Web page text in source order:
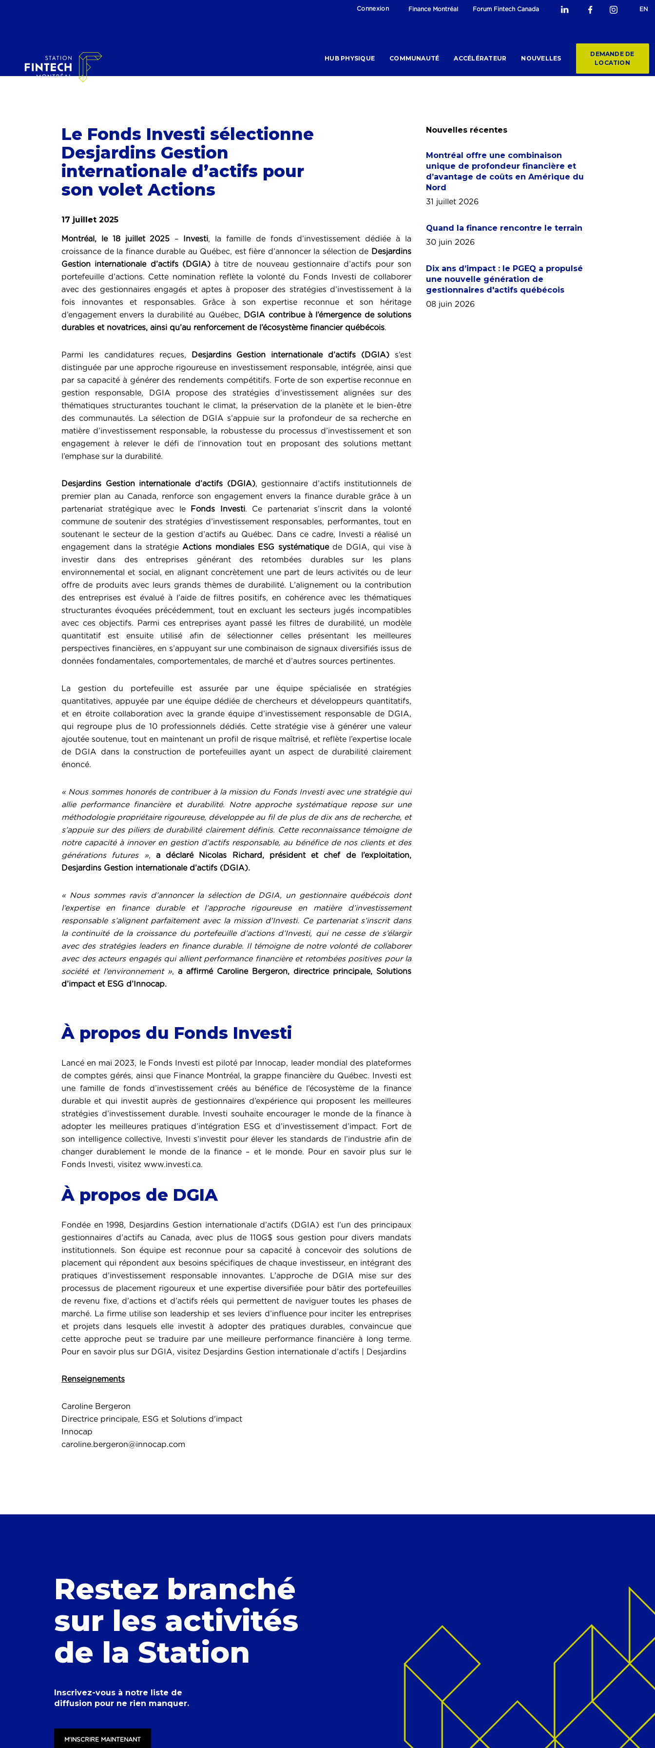
Finance Montréal Forum Fintech Canada
Connexion EN
HUB PHYSIQUE COMMUNAUTÉ ACCÉLÉRATEUR NOUVELLES
DEMANDE DE
LOCATION
Le Fonds Investi sélectionne
Desjardins Gestion
internationale d’actifs pour
son volet Actions
17 juillet 2025
Montréal, le 18 juillet 2025 – Investi, la famille de fonds d’investissement dédiée à la
croissance de la finance durable au Québec, est fière d’annoncer la sélection de Desjardins
Gestion internationale d’actifs (DGIA) à titre de nouveau gestionnaire d’actifs pour son
portefeuille d’actions. Cette nomination reflète la volonté du Fonds Investi de collaborer
avec des gestionnaires engagés et aptes à proposer des stratégies d’investissement à la
fois innovantes et responsables. Grâce à son expertise reconnue et son héritage
d’engagement envers la durabilité au Québec,
DGIA contribue à l’émergence de solutions
durables et novatrices, ainsi qu’au renforcement de l’écosystème financier québécois.
Parmi les candidatures reçues, Desjardins Gestion internationale d’actifs (DGIA) s’est
distinguée par une approche rigoureuse en investissement responsable, intégrée, ainsi que
par sa capacité à générer des rendements compétitifs. Forte de son expertise reconnue en
gestion responsable, DGIA propose des stratégies d’investissement alignées sur des
thématiques structurantes touchant le climat, la préservation de la planète et le bien-être
des communautés. La sélection de DGIA s’appuie sur la profondeur de sa recherche en
matière d’investissement responsable, la robustesse du processus d’investissement et son
engagement à relever le défi de l’innovation tout en proposant des solutions mettant
l’emphase sur la durabilité.
Desjardins Gestion internationale d’actifs (DGIA), gestionnaire d’actifs institutionnels de
premier plan au Canada, renforce son engagement envers la finance durable grâce à un
partenariat stratégique avec le
Fonds Investi. Ce partenariat s’inscrit dans la volonté
commune de soutenir des stratégies d’investissement responsables, performantes, tout en
soutenant le secteur de la gestion d’actifs au Québec. Dans ce cadre, Investi a réalisé un
engagement dans la stratégie Actions mondiales ESG systématiquede DGIA, qui vise à
investir dans des entreprises générant des retombées durables sur les plans
environnemental et social, en alignant concrètement une part de leurs activités ou de leur
offre de produits avec leurs grands thèmes de durabilité. L’alignement ou la contribution
des entreprises est évalué à l’aide de filtres positifs, en cohérence avec les thématiques
structurantes évoquées précédemment, tout en excluant les secteurs jugés incompatibles
avec ces objectifs. Parmi ces entreprises ayant passé les filtres de durabilité, un modèle
quantitatif est ensuite utilisé afin de sélectionner celles présentant les meilleures
perspectives financières, en s’appuyant sur une combinaison de signaux diversifiés issus de
données fondamentales, comportementales, de marché et d’autres sources pertinentes.
La gestion du portefeuille est assurée par une équipe spécialisée en stratégies
quantitatives, appuyée par une équipe dédiée de chercheurs et développeurs quantitatifs,
et en étroite collaboration avec la grande équipe d’investissement responsable de DGIA,
qui regroupe plus de 10 professionnels dédiés. Cette stratégie vise à générer une valeur
ajoutée soutenue, tout en maintenant un profil de risque maîtrisé, et reflète l’expertise locale
de DGIA dans la construction de portefeuilles ayant un aspect de durabilité clairement
énoncé.
« Nous sommes honorés de contribuer à la mission du Fonds Investi avec une stratégie qui
allie performance financière et durabilité. Notre approche systématique repose sur une
méthodologie propriétaire rigoureuse, développée au fil de plus de dix ans de recherche, et
s’appuie sur des piliers de durabilité clairement définis. Cette reconnaissance témoigne de
notre capacité à innover en gestion d’actifs responsable, au bénéfice de nos clients et des
générations futures », a déclaré Nicolas Richard, président et chef de l’exploitation,
Desjardins Gestion internationale d’actifs (DGIA).
« Nous sommes ravis d’annoncer la sélection de DGIA, un gestionnaire québécois dont
l’expertise en finance durable et l’approche rigoureuse en matière d’investissement
responsable s’alignent parfaitement avec la mission d’Investi. Ce partenariat s’inscrit dans
la continuité de la croissance du portefeuille d’actions d’Investi, qui ne cesse de s’élargir
avec des stratégies leaders en finance durable. Il témoigne de notre volonté de collaborer
avec des acteurs engagés qui allient performance financière et retombées positives pour la
société et l’environnement », a affirmé Caroline Bergeron, directrice principale, Solutions
d’impact et ESG d’Innocap.
À propos du Fonds Investi
Lancé en mai 2023, le Fonds Investi est piloté par Innocap, leader mondial des plateformes
de comptes gérés, ainsi que Finance Montréal, la grappe financière du Québec. Investi est
une famille de fonds d’investissement créés au bénéfice de l’écosystème de la finance
durable et qui investit auprès de gestionnaires d’expérience qui proposent les meilleures
stratégies d’investissement durable. Investi souhaite encourager le monde de la finance à
adopter les meilleures pratiques d’intégration ESG et d’investissement d’impact. Fort de
son intelligence collective, Investi s’investit pour élever les standards de l’industrie afin de
changer durablement le monde de la finance – et le monde. Pour en savoir plus sur le
Fonds Investi, visitez www.investi.ca.
À propos de DGIA
Fondée en 1998, Desjardins Gestion internationale d’actifs (DGIA) est l’un des principaux
gestionnaires d’actifs au Canada, avec plus de 110G$ sous gestion pour divers mandats
institutionnels. Son équipe est reconnue pour sa capacité à concevoir des solutions de
placement qui répondent aux besoins spécifiques de chaque investisseur, en intégrant des
pratiques d’investissement responsable innovantes. L’approche de DGIA mise sur des
processus de placement rigoureux et une expertise diversifiée pour bâtir des portefeuilles
de revenu fixe, d’actions et d’actifs réels qui permettent de naviguer toutes les phases de
marché. La firme utilise son leadership et ses leviers d’influence pour inciter les entreprises
et projets dans lesquels elle investit à adopter des pratiques durables, convaincue que
cette approche peut se traduire par une meilleure performance financière à long terme.
Pour en savoir plus sur DGIA, visitez Desjardins Gestion internationale d’actifs | Desjardins
Renseignements
Caroline Bergeron
Directrice principale, ESG et Solutions d'impact
Innocap
caroline.bergeron@innocap.com
Nouvelles récentes
Montréal offre une combinaison
unique de profondeur financière et
d’avantage de coûts en Amérique du
Nord
31 juillet 2026
Quand la finance rencontre le terrain
30 juin 2026
Dix ans d’impact : le PGEQ a propulsé
une nouvelle génération de
gestionnaires d'actifs québécois
08 juin 2026
Restez branché
sur les activités
de la Station
Inscrivez-vous à notre liste de
diffusion pour ne rien manquer.
M'INSCRIRE MAINTENANT